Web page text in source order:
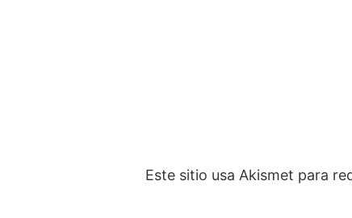
Este sitio usa Akismet para